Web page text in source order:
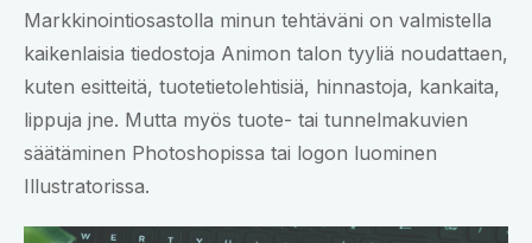
Markkinointiosastolla minun tehtäväni on valmistella
kaikenlaisia tiedostoja Animon talon tyyliä noudattaen,
kuten esitteitä, tuotetietolehtisiä, hinnastoja, kankaita,
lippuja jne. Mutta myös tuote- tai tunnelmakuvien
säätäminen Photoshopissa tai logon luominen
Illustratorissa.